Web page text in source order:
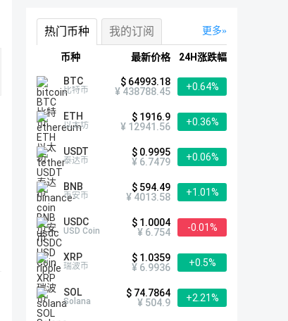
更多
热门币种 我的订阅
币种 最新价格 24H涨跌幅
BTC
比特币
$ 64993.18
¥ 438788.45
+0.64%
ETH
以太坊
$ 1916.9
¥ 12941.56
+0.36%
USDT
泰达币
$ 0.9995
¥ 6.7479
+0.06%
BNB
币安币
$ 594.49
¥ 4013.58
+1.01%
USDC
USD Coin
$ 1.0004
¥ 6.754
-0.01%
XRP
瑞波币
$ 1.0359
¥ 6.9936
+0.5%
SOL
Solana
$ 74.7864
¥ 504.9
+2.21%